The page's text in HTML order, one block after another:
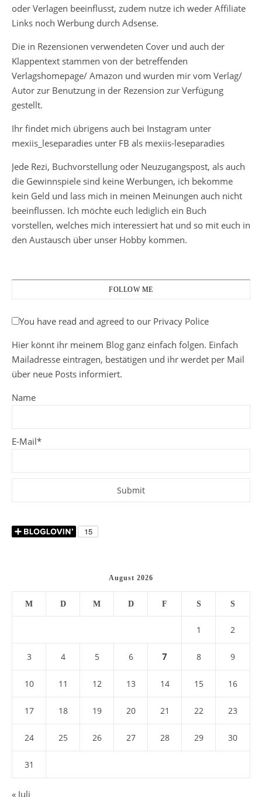
oder Verlagen beeinflusst, zudem nutze ich weder Affiliate
Links noch Werbung durch Adsense.
Die in Rezensionen verwendeten Cover und auch der
Klappentext stammen von der betreffenden
Verlagshomepage/ Amazon und wurden mir vom Verlag/
Autor zur Benutzung in der Rezension zur Verfügung
gestellt.
Ihr findet mich übrigens auch bei Instagram unter
mexiis_leseparadies unter FB als mexiis-leseparadies
Jede Rezi, Buchvorstellung oder Neuzugangspost, als auch
die Gewinnspiele sind keine Werbungen, ich bekomme
kein Geld und lass mich in meinen Meinungen auch nicht
beeinflussen. Ich möchte euch lediglich ein Buch
vorstellen, welches mich interessiert hat und so mit euch in
den Austausch über unser Hobby kommen.
FOLLOW ME
You have read and agreed to our Privacy Police
Hier könnt ihr meinem Blog ganz einfach folgen. Einfach
Mailadresse eintragen, bestätigen und ihr werdet per Mail
über neue Posts informiert.
Name
E-Mail*
August 2026
M D M D F S S
1 2
3 4 5 6 7 8 9
10 11 12 13 14 15 16
17 18 19 20 21 22 23
24 25 26 27 28 29 30
31
« Juli